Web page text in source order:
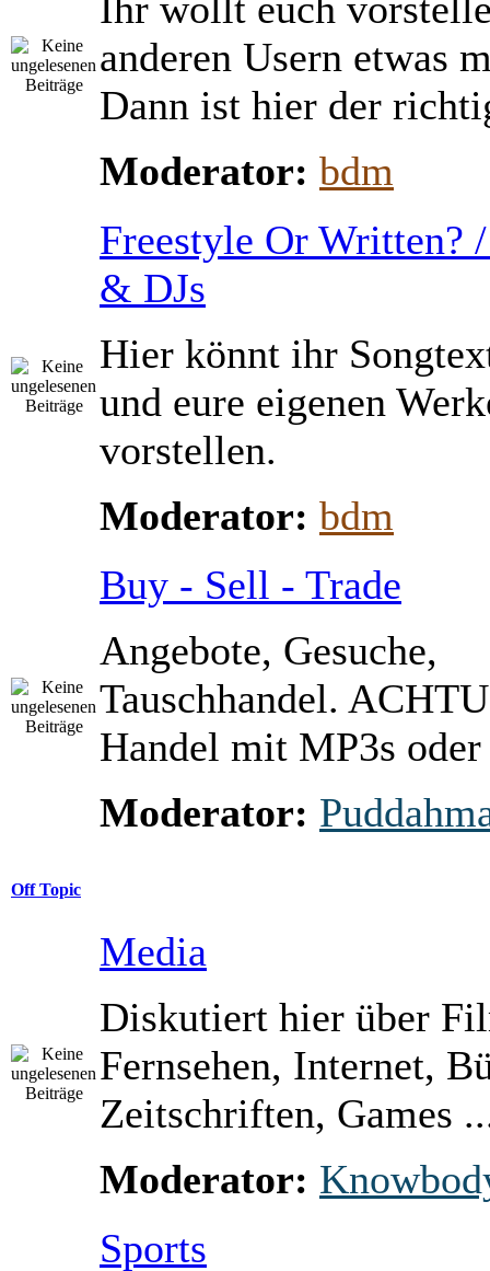
anderen Usern etwas
Dann ist hier der
Moderator: bdm
Freestyle Or Written?
& DJs
Hier könnt ihr
und eure eigenen
vorstellen.
Moderator: bdm
Buy - Sell - Trade
Angebote, Gesuche,
Tauschhandel.
Handel mit MP3s
Moderator:
Off Topic
Media
Diskutiert hier über
Fernsehen, Internet,
Zeitschriften, Games
Moderator:
Sports